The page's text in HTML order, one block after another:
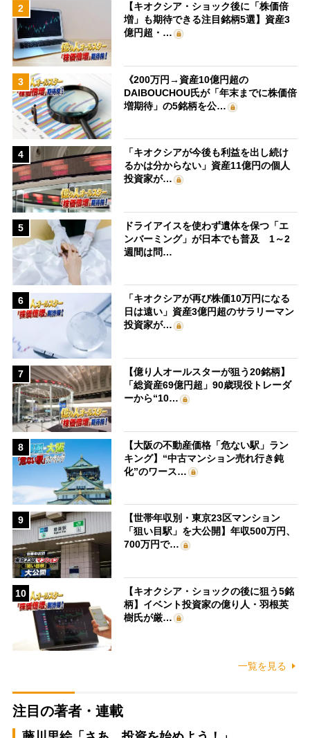
2
【キオクシア・ショック後に「株価倍
増」も期待できる注目銘柄5選】資産3
億円超・…
3
《200万円→資産10億円超の
DAIBOUCHOU氏が「年末までに株価倍
増期待」の5銘柄を公…
4
「キオクシアが今後も利益を出し続け
るかは分からない」資産11億円の個人
投資家が…
5
ドライアイスを使わず遺体を保つ「エ
ンバーミング」が日本でも普及 1～2
週間は問…
6
「キオクシアが再び株価10万円になる
日は遠い」資産3億円超のサラリーマン
投資家が…
7
【億り人オールスターが狙う20銘柄】
「総資産69億円超」90歳現役トレーダ
ーから“10…
8
【大阪の不動産価格「危ない駅」ラン
キング】“中古マンション売れ行き鈍
化”のワース…
9
【世帯年収別・東京23区マンション
「狙い目駅」を大公開】年収500万円、
700万円で…
10
【キオクシア・ショックの後に狙う5銘
柄】イベント投資家の億り人・羽根英
樹氏が厳…
一覧を見る
注目の著者・連載